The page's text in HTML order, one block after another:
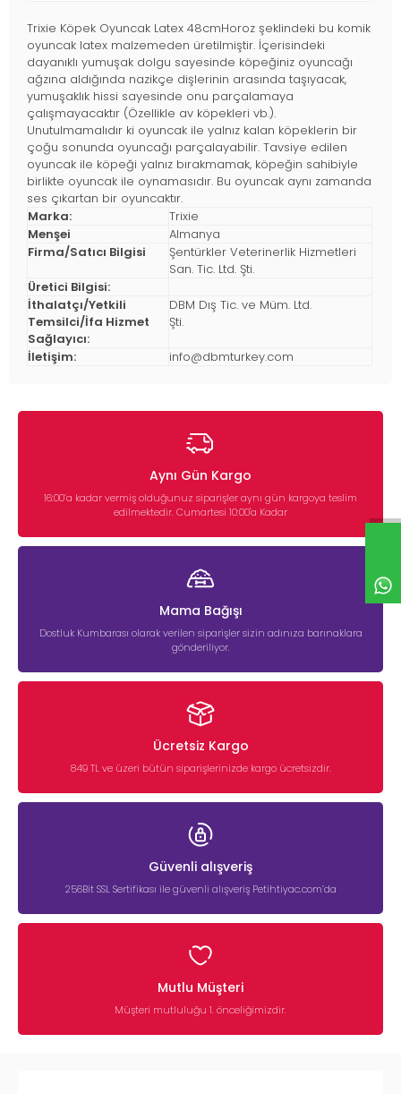
Trixie Köpek Oyuncak Latex 48cmHoroz şeklindeki bu komik
oyuncak latex malzemeden üretilmiştir. İçerisindeki
dayanıklı yumuşak dolgu sayesinde köpeğiniz oyuncağı
ağzına aldığında nazikçe dişlerinin arasında taşıyacak,
yumuşaklık hissi sayesinde onu parçalamaya
çalışmayacaktır (Özellikle av köpekleri vb.).
Unutulmamalıdır ki oyuncak ile yalnız kalan köpeklerin bir
çoğu sonunda oyuncağı parçalayabilir. Tavsiye edilen
oyuncak ile köpeği yalnız bırakmamak, köpeğin sahibiyle
birlikte oyuncak ile oynamasıdır. Bu oyuncak aynı zamanda
ses çıkartan bir oyuncaktır.
Marka:
Trixie
Menşei
Almanya
Firma/Satıcı Bilgisi
Şentürkler Veterinerlik Hizmetleri
San. Tic. Ltd. Şti.
Üretici Bilgisi:
İthalatçı/Yetkili
Temsilci/İfa Hizmet
Sağlayıcı:
DBM Dış Tic. ve Müm. Ltd.
Şti.
İletişim: info@dbmturkey.com
Aynı Gün Kargo
16:00’a kadar vermiş olduğunuz siparişler aynı gün kargoya teslim
edilmektedir. Cumartesi 10:00'a Kadar
Mama Bağışı
Dostluk Kumbarası olarak verilen siparişler sizin adınıza barınaklara
gönderiliyor.
Ücretsiz Kargo
849 TL ve üzeri bütün siparişlerinizde kargo ücretsizdir.
Güvenli alışveriş
256Bit SSL Sertifikası ile güvenli alışveriş Petihtiyac.com’da
Mutlu Müşteri
Müşteri mutluluğu 1. önceliğimizdir.